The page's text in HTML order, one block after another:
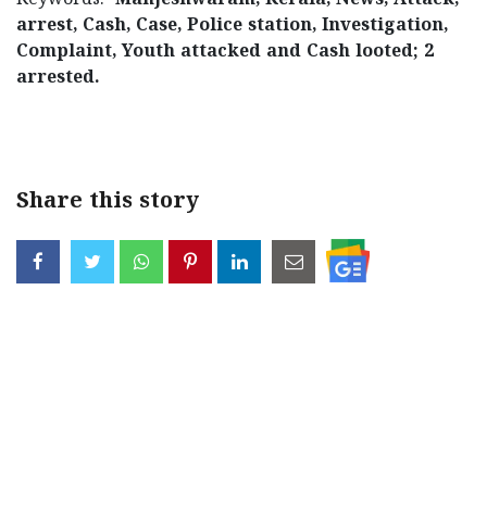
arrest, Cash, Case, Police station, Investigation,
Complaint, Youth attacked and Cash looted; 2
arrested.
Share this story